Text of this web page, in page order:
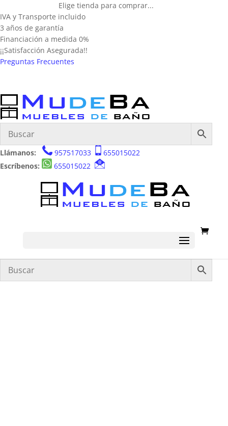
Elige tienda para comprar...
IVA y Transporte incluido
3 años de garantía
Financiación a medida 0%
¡¡Satisfacción Asegurada!!
Preguntas Frecuentes
Llámanos: 957517033
655015022
Escríbenos:
655015022